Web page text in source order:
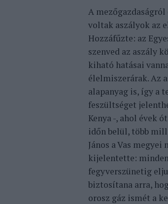
A
voltak aszályok az
Hozzáfűzte: az
szenved az aszály
kiható hatásai
élelmiszerárak. Az
alapanyag is, így a
feszültséget
Kenya -, ahol évek
időn belül, több
János a Vas
kijelentette:
fegyverszünetig
biztosítana arra,
orosz gáz ismét a